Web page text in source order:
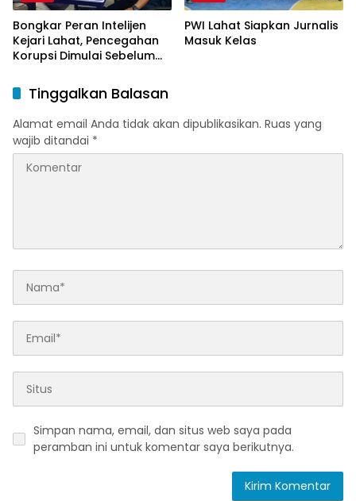
Bongkar Peran Intelijen
Kejari Lahat, Pencegahan
Korupsi Dimulai Sebelum
PWI Lahat Siapkan Jurnalis
Masuk Kelas
Tinggalkan Balasan
Alamat email Anda tidak akan dipublikasikan. Ruas yang
wajib ditandai *
Simpan nama, email, dan situs web saya pada
peramban ini untuk komentar saya berikutnya.